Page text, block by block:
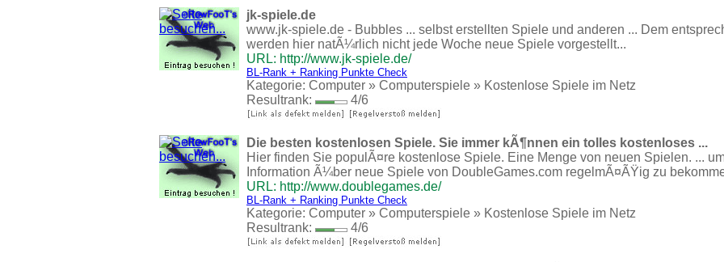
jk-spiele.de
www.jk-spiele.de - Bubbles ... selbst erstellten Spiele und anderen ... Dem
werden hier natÃ¼rlich nicht jede Woche neue Spiele vorgestellt...
URL: http://www.jk-spiele.de/
BL-Rank + Ranking Punkte Check
Kategorie: Computer » Computerspiele » Kostenlose Spiele im Netz
Resultrank:
4/6
Die besten kostenlosen Spiele. Sie immer kÃ¶nnen ein tolles kostenloses ...
Hier finden Sie populÃ¤re kostenlose Spiele. Eine Menge von neuen Spielen. ...
Information Ã¼ber neue Spiele von DoubleGames.com regelmÃ¤ÃŸig zu
URL: http://www.doublegames.de/
BL-Rank + Ranking Punkte Check
Kategorie: Computer » Computerspiele » Kostenlose Spiele im Netz
Resultrank:
4/6